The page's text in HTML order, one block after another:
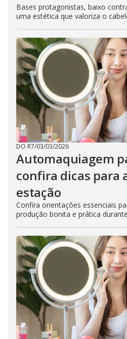
Bases protagonistas, baixo
uma estética que valoriza o
DO R7/03/03/2026
Automaquiagem
confira dicas para
estação
Confira orientações essenciais
produção bonita e prática